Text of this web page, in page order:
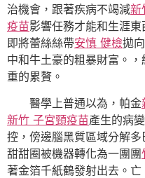
治機會，跟著疾病不竭減新
疫苗影響任務才能和生涯
即將蕾絲絲帶安慎 健檢拋
中和牛土豪的粗暴財富。
重的累贅。
醫學上普通以為，帕金
新竹 子宮頸疫苗產生的病
控，傍邊腦黑質區域分解
甜甜圈被機器轉化為一團團
著金箔千紙鶴發射出去。